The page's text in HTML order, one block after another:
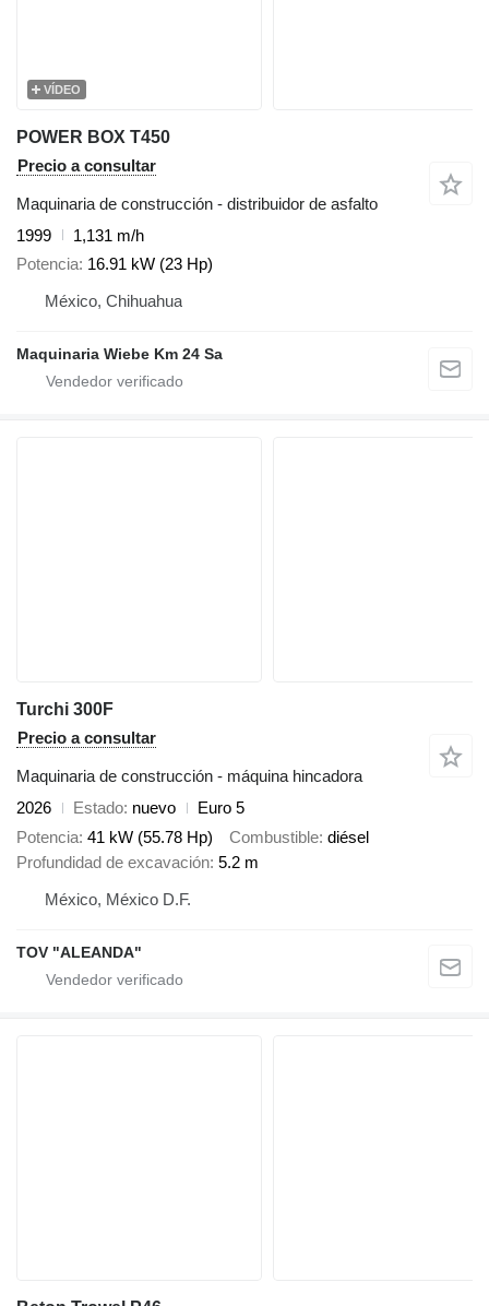
VÍDEO
POWER BOX T450
Precio a consultar
Maquinaria de construcción - distribuidor de asfalto
1999
1,131 m/h
Potencia 16.91 kW (23 Hp)
México, Chihuahua
Maquinaria Wiebe Km 24 Sa
Turchi 300F
Precio a consultar
Maquinaria de construcción - máquina hincadora
2026
Estado nuevo
Euro 5
Potencia 41 kW (55.78 Hp) Combustible diésel
Profundidad de excavación 5.2 m
México, México D.F.
TOV "ALEANDA"